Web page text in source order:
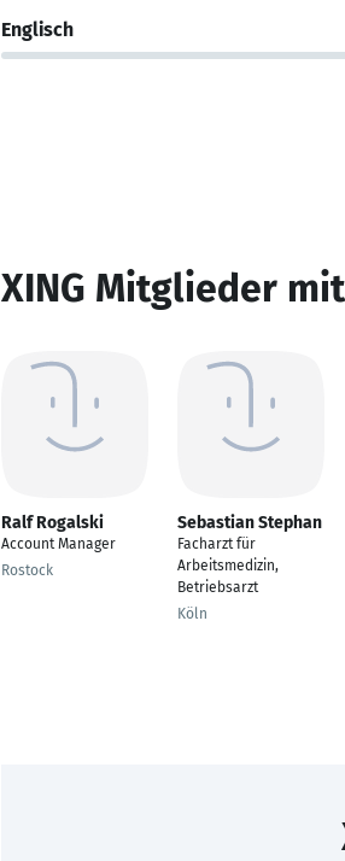
Englisch
XING Mitglieder
Ralf Rogalski
Account Manager
Rostock
Sebastian Stephan
Facharzt für
Arbeitsmedizin,
Betriebsarzt
Köln